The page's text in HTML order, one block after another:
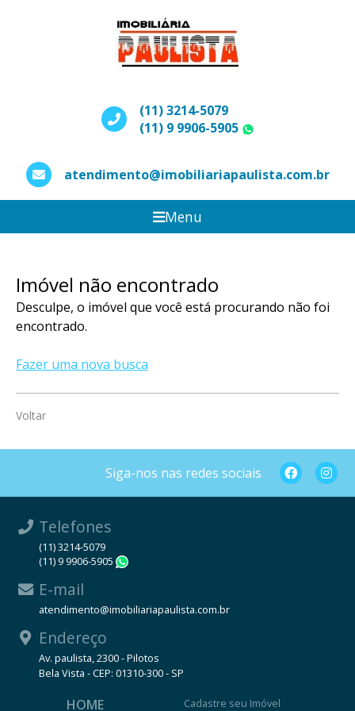
(11) 3214-5079
(11) 9 9906-5905
atendimento@imobiliariapaulista.com.br
Menu
Imóvel não encontrado
Desculpe, o imóvel que você está procurando não foi
encontrado.
Fazer uma nova busca
Voltar
Siga-nos nas redes sociais
Telefones
(11) 3214-5079
(11) 9 9906-5905
E-mail
atendimento@imobiliariapaulista.com.br
Endereço
Av. paulista, 2300 - Pilotos
Bela Vista - CEP: 01310-300 - SP
HOME Cadastre seu Imóvel